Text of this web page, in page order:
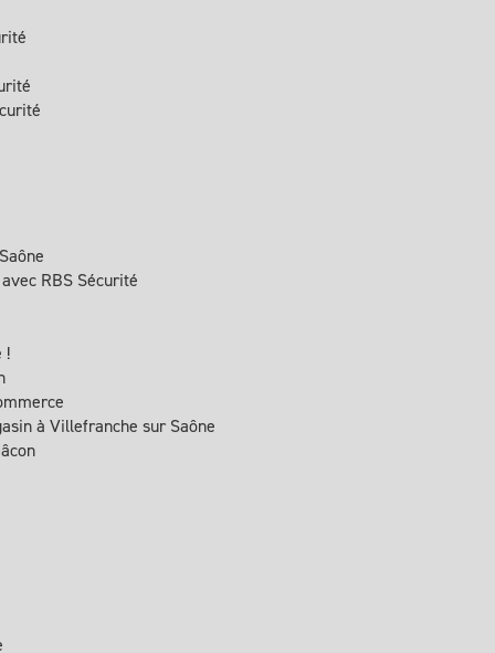
RBS Sécurité
!
à Villefranche sur Saône